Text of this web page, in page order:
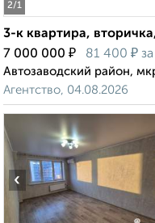
2/1
3-к квартира,
7 000 000 ₽ 81 400 ₽
Автозаводский район,
Агентство, 04.08.2026
‹